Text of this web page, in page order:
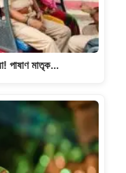
পাষাণ মাতৃক…